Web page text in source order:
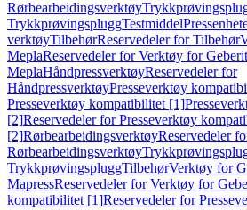
Rørbearbeidingsverktøy
TrykkprøvingspluggTestmiddel
verktøyTilbehørReservedeler for Tilbehør
MeplaReservedeler for Verktøy for Geberit
MeplaHåndpressverktøyReservedeler for
HåndpressverktøyPresseverktøy
Presseverktøy kompatibilitet [1]
[2]Reservedeler for Presseverktøy
[2]RørbearbeidingsverktøyReservedeler
Rørbearbeidingsverktøy
TrykkprøvingspluggTilbehørVerktøy for
MapressReservedeler for Verktøy for
kompatibilitet [1]Reservedeler for